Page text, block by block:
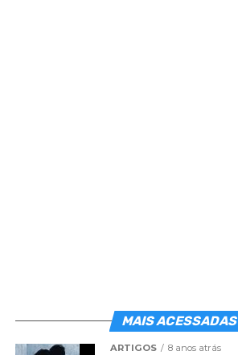
Medo de desapontar.
MAIS ACESSADAS
ARTIGOS 8 anos atrás